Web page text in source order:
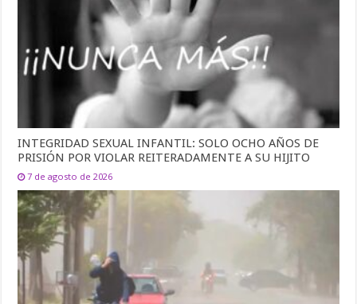
INTEGRIDAD SEXUAL INFANTIL: SOLO OCHO AÑOS DE
PRISIÓN POR VIOLAR REITERADAMENTE A SU HIJITO
7 de agosto de 2026